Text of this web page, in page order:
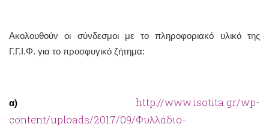
Ακολουθούν οι σύνδεσμοι με το πληροφοριακό υλικό της
Γ.Γ.Ι.Φ. για το προσφυγικό ζήτημα:
α)
http://www.isotita.gr/wp-
content/uploads/2017/09/Φυλλάδιο-